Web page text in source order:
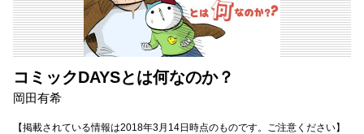
コミックDAYSとは何なのか？
岡田有希
【掲載されている情報は2018年3月14日時点のものです。ご注意ください】